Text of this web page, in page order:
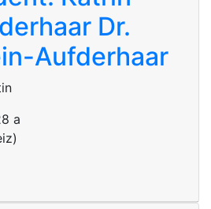
Dr.
Aufderhaar
a